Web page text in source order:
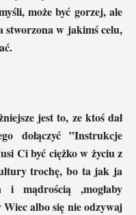
może być gorzej, ale
w jakimś celu,
jest to, ze ktoś dał
dołączyć ”Instrukcje
Ci być ciężko w życiu z
trochę, bo ta jak ja
i mądrością ,mogłaby
albo się nie odzywaj